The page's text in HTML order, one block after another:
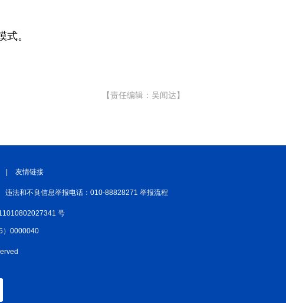
。
【责任编辑：吴闻达】
友情链接
违法和不良信息举报电话：010-88828271 举报流程
号
）0000040